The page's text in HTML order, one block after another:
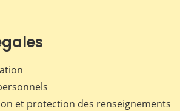
et protection des renseignements